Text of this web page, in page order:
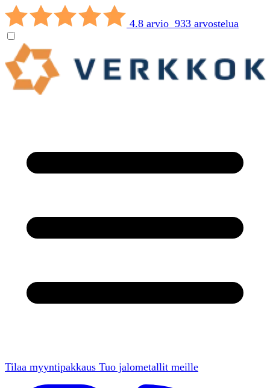
4.8 arvio 933 arvostelua
Tilaa myyntipakkaus Tuo jalometallit meille